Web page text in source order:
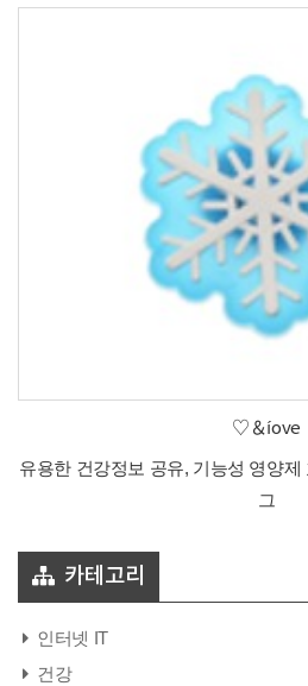
♡＆íove
유용한 건강정보 공유, 기능성 영양
그
카테고리
인터넷 IT
건강